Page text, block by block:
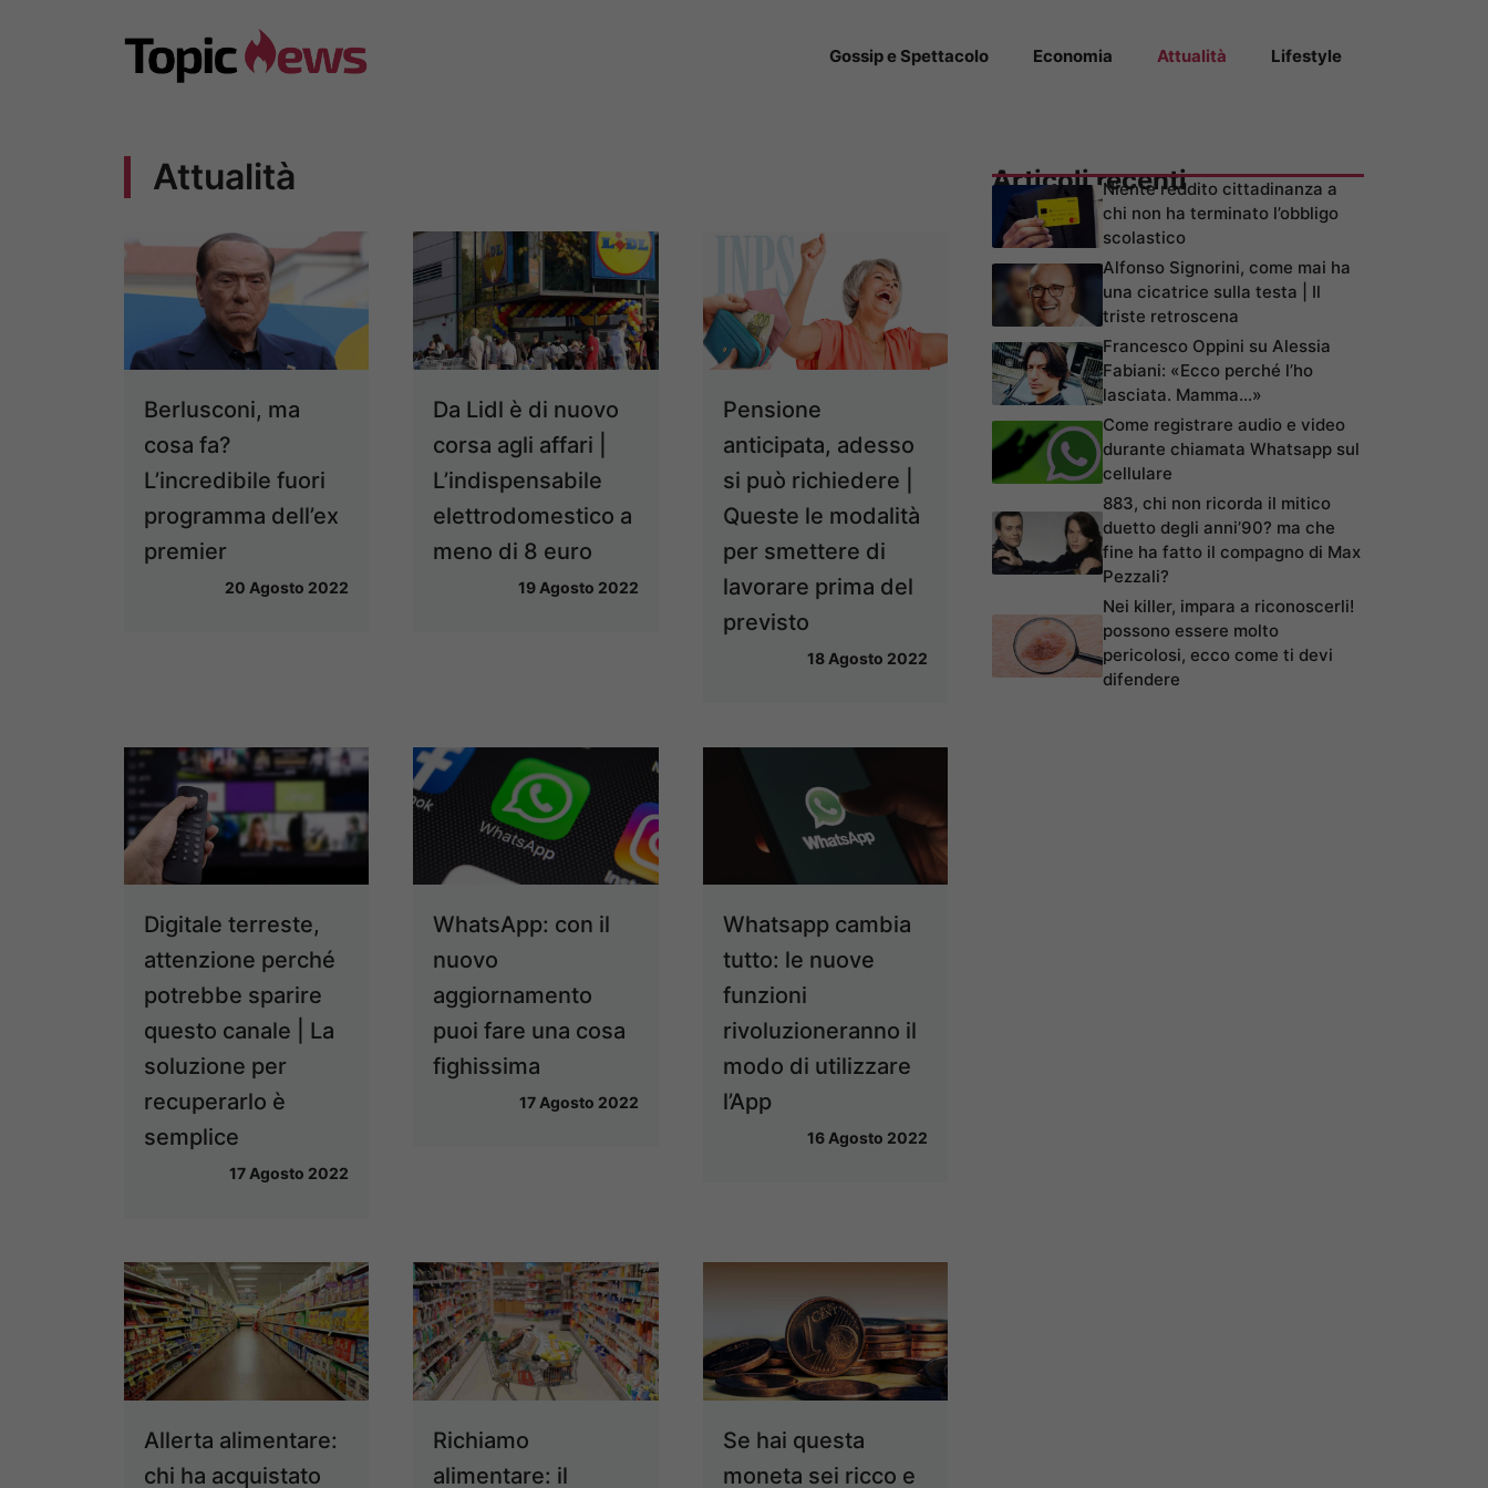
Gossip e Spettacolo Economia Attualità Lifestyle
Attualità
Berlusconi, ma
cosa fa?
L’incredibile fuori
programma dell’ex
premier
20 Agosto 2022
Da Lidl è di nuovo
corsa agli affari |
L’indispensabile
elettrodomestico a
meno di 8 euro
19 Agosto 2022
Pensione
anticipata, adesso
si può richiedere |
Queste le modalità
per smettere di
lavorare prima del
previsto
18 Agosto 2022
Digitale terreste,
attenzione perché
potrebbe sparire
questo canale | La
soluzione per
recuperarlo è
semplice
17 Agosto 2022
WhatsApp: con il
nuovo
aggiornamento
puoi fare una cosa
fighissima
17 Agosto 2022
Whatsapp cambia
tutto: le nuove
funzioni
rivoluzioneranno il
modo di utilizzare
l’App
16 Agosto 2022
Allerta alimentare:
chi ha acquistato
Richiamo
alimentare: il
Se hai questa
moneta sei ricco e
Articoli recentiNiente reddito cittadinanza a
chi non ha terminato l’obbligo
scolastico
Alfonso Signorini, come mai ha
una cicatrice sulla testa | Il
triste retroscena
Francesco Oppini su Alessia
Fabiani: «Ecco perché l’ho
lasciata. Mamma…»
Come registrare audio e video
durante chiamata Whatsapp sul
cellulare
883, chi non ricorda il mitico
duetto degli anni’90? ma che
fine ha fatto il compagno di Max
Pezzali?
Nei killer, impara a riconoscerli!
possono essere molto
pericolosi, ecco come ti devi
difendere